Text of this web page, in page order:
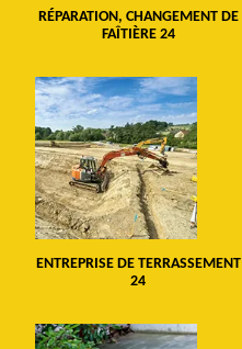
RÉPARATION, CHANGEMENT DE
FAÎTIÈRE 24
ENTREPRISE DE TERRASSEMENT
24